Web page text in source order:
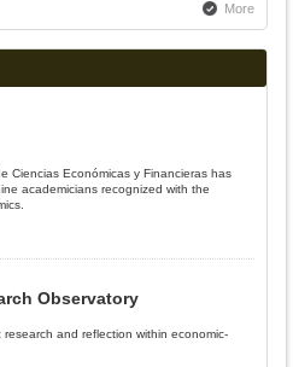
More
Ciencias Económicas y Financieras has
academicians recognized with the
Observatory
research and reflection within economic-